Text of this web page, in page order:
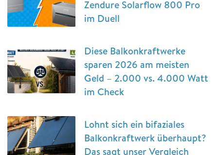
Zendure Solarflow 800 Pro
im Duell
Diese Balkonkraftwerke
sparen 2026 am meisten
Geld – 2.000 vs. 4.000 Watt
im Check
Lohnt sich ein bifaziales
Balkonkraftwerk überhaupt?
Das sagt unser Vergleich